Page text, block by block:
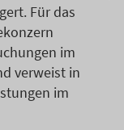
Für das
im
verweist in
im